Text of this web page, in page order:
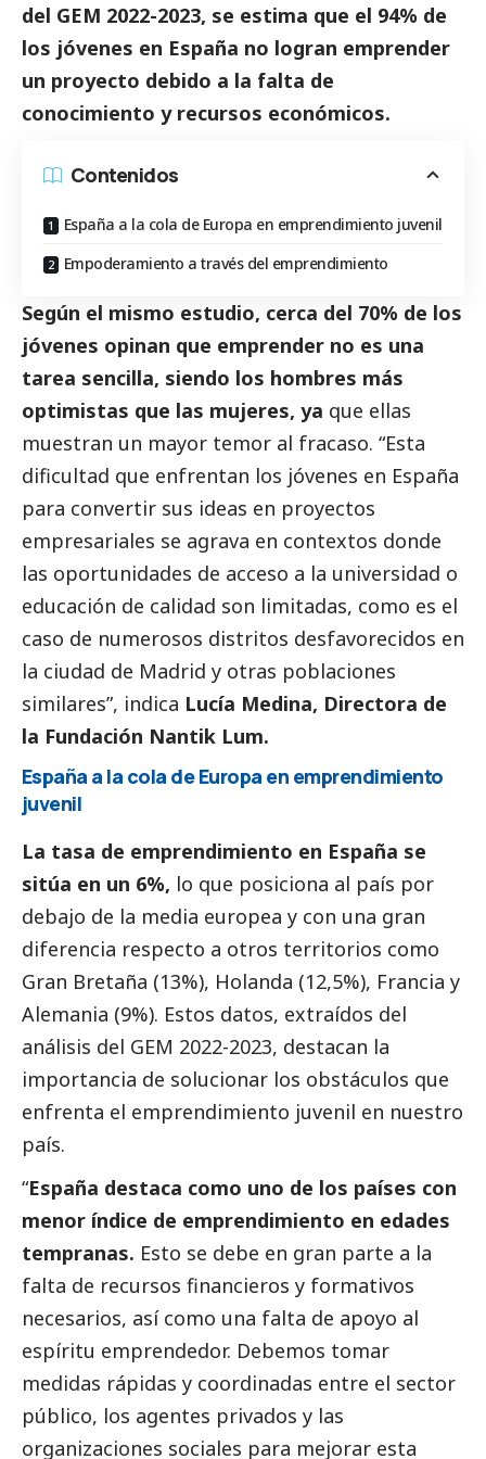
del GEM 2022-2023, se estima que el 94% de
los jóvenes en España no logran emprender
un proyecto debido a la falta de
conocimiento y recursos económicos.
Contenidos
España a la cola de Europa en emprendimiento juvenil
Empoderamiento a través del emprendimiento
Según el mismo estudio, cerca del 70% de los
jóvenes opinan que emprender no es una
tarea sencilla, siendo los hombres más
optimistas que las mujeres, ya que ellas
muestran un mayor temor al fracaso. “Esta
dificultad que enfrentan los jóvenes en España
para convertir sus ideas en proyectos
empresariales se agrava en contextos donde
las oportunidades de acceso a la universidad o
educación de calidad son limitadas, como es el
caso de numerosos distritos desfavorecidos en
la ciudad de Madrid y otras poblaciones
similares”, indica Lucía Medina, Directora de
la Fundación Nantik Lum.
España a la cola de Europa en emprendimiento
juvenil
La tasa de emprendimiento en España se
sitúa en un 6%, lo que posiciona al país por
debajo de la media europea y con una gran
diferencia respecto a otros territorios como
Gran Bretaña (13%), Holanda (12,5%), Francia y
Alemania (9%). Estos datos, extraídos del
análisis del GEM 2022-2023, destacan la
importancia de solucionar los obstáculos que
enfrenta el emprendimiento juvenil en nuestro
país.
“España destaca como uno de los países con
menor índice de emprendimiento en edades
tempranas. Esto se debe en gran parte a la
falta de recursos financieros y formativos
necesarios, así como una falta de apoyo al
espíritu emprendedor. Debemos tomar
medidas rápidas y coordinadas entre el sector
público, los agentes privados y las
organizaciones sociales para mejorar esta